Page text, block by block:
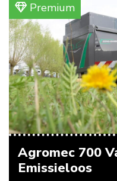
Premium
Agromec 700
Emissieloos